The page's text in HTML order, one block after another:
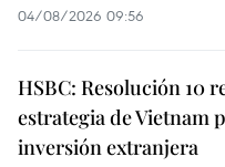
04/08/2026 09:56
HSBC: Resolución 10
estrategia de Vietnam
inversión extranjera